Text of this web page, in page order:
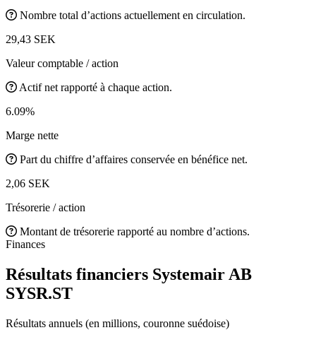
Nombre total d’actions actuellement en circulation.
29,43 SEK
Valeur comptable / action
Actif net rapporté à chaque action.
6.09%
Marge nette
Part du chiffre d’affaires conservée en bénéfice net.
2,06 SEK
Trésorerie / action
Montant de trésorerie rapporté au nombre d’actions.
Finances
Résultats financiers Systemair AB
SYSR.ST
Résultats annuels (en millions, couronne suédoise)